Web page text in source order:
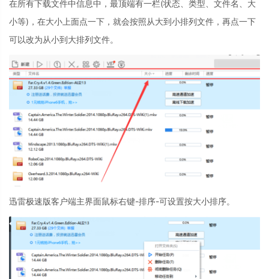
在所有下载文件中信息中，最顶端有一栏(状态、类型、文件名、大
小等)，在大小上面点一下，就会按照从大到小排列文件，再点一下
可以改为从小到大排列文件。
迅雷极速版客户端主界面鼠标右键-排序-可设置按大小排序。